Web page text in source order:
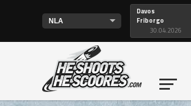
Davos
Friborgo
30.04.2026